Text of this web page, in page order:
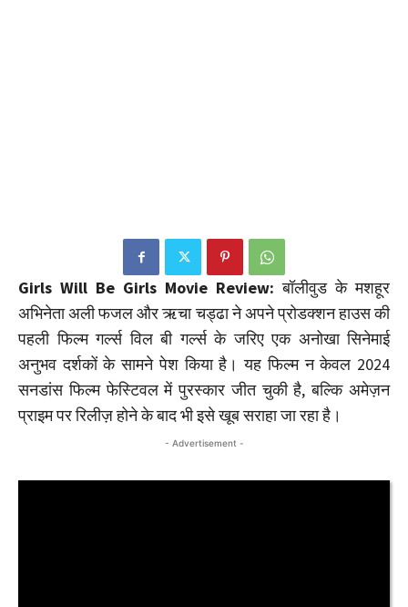
Girls Will Be Girls Movie Review: बॉलीवुड के मशहूर
अभिनेता अली फजल और ऋचा चड्ढा ने अपने प्रोडक्शन हाउस की
पहली फिल्म गर्ल्स विल बी गर्ल्स के जरिए एक अनोखा सिनेमाई
अनुभव दर्शकों के सामने पेश किया है। यह फिल्म न केवल 2024
सनडांस फिल्म फेस्टिवल में पुरस्कार जीत चुकी है, बल्कि अमेज़न
प्राइम पर रिलीज़ होने के बाद भी इसे खूब सराहा जा रहा है।
- Advertisement -